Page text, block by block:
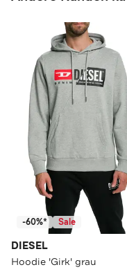
-60%* Sale
DIESEL
Hoodie 'Girk' grau